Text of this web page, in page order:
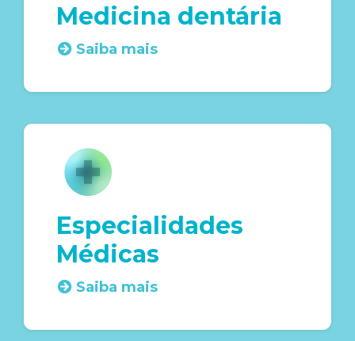
Medicina dentária
Saiba mais
Especialidades
Médicas
Saiba mais